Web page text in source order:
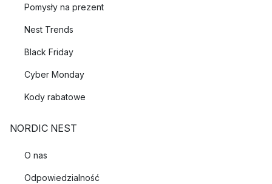
Pomysły na prezent
Nest Trends
Black Friday
Cyber Monday
Kody rabatowe
NORDIC NEST
O nas
Odpowiedzialność